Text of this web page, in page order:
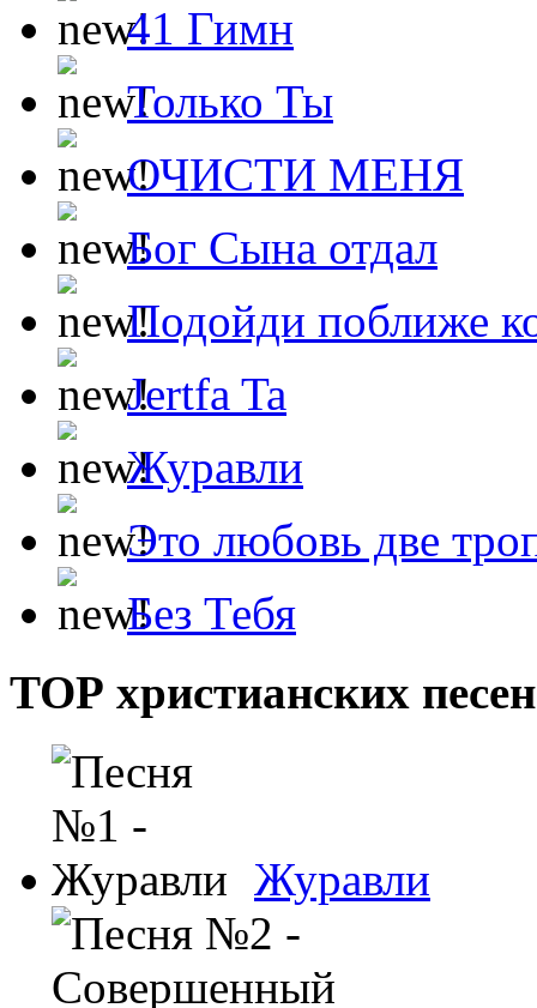
41 Гимн
Только Ты
ОЧИСТИ МЕНЯ
Бог Сына отдал
Подойди поближе
Jertfa Ta
Журавли
Это любовь две
Без Тебя
ТОР христианских песен
Журавли